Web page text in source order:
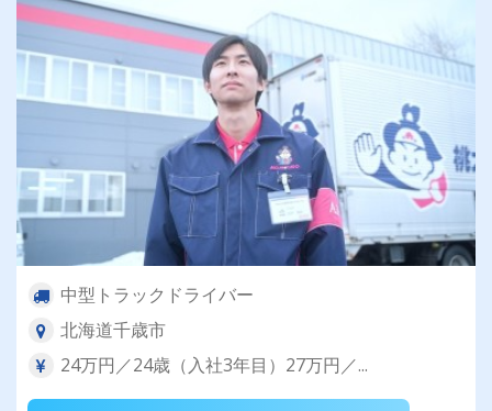
中型トラックドライバー
北海道千歳市
24万円／24歳（入社3年目）27万円／...